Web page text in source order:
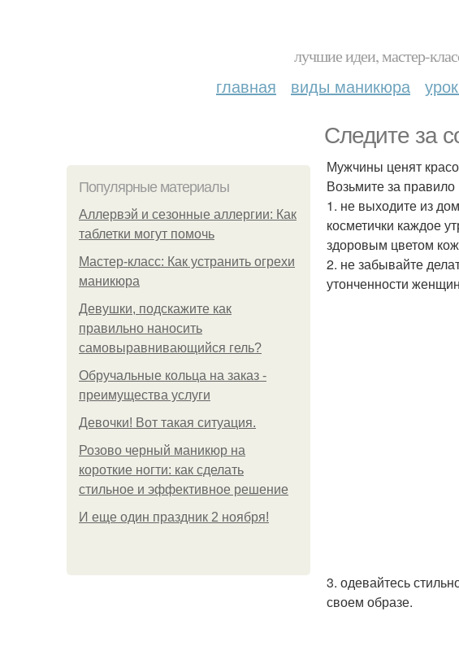
лучшие идеи, мастер-
главная виды маникюра
Следите за
Популярные материалы
Аллервэй и сезонные аллергии: Как
таблетки могут помочь
Мастер-класс: Как устранить огрехи
маникюра
Девушки, подскажите как
правильно наносить
самовыравнивающийся гель?
Обручальные кольца на заказ -
преимущества услуги
Девочки! Вот такая ситуация.
Розово черный маникюр на
короткие ногти: как сделать
стильное и эффективное решение
И еще один праздник 2 ноября!
Мужчины ценят
Возьмите за правило
1. не выходите из
косметички каждое
здоровым цветом
2. не забывайте
утонченности
3. одевайтесь
своем образе.